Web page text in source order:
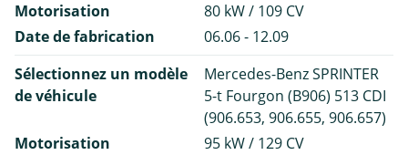
Motorisation
80 kW / 109 CV
Date de fabrication
06.06 - 12.09
Sélectionnez un modèle
de véhicule
Mercedes-Benz SPRINTER
5-t Fourgon (B906) 513 CDI
(906.653, 906.655, 906.657)
Motorisation
95 kW / 129 CV